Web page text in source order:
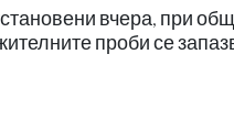
вчера, при
проби се